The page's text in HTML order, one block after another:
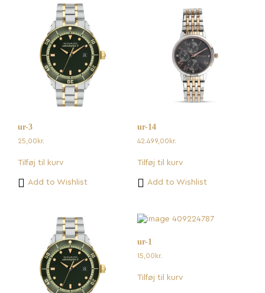
ur-3
25,00 kr.
Tilføj til kurv
Add to Wishlist
ur-14
42.499,00 kr.
Tilføj til kurv
Add to Wishlist
ur-1
15,00 kr.
Tilføj til kurv